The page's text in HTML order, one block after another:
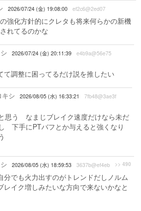
2026/07/24 (金) 19:08:00 ef2c6@2ed07
強化方針的にクレタも将来何らかの新機
れてるのかな
2026/07/24 (金) 20:11:39 e4b9a@56e75
て調整に困ってるだけ説を推したい
キシ 2026/08/05 (水) 16:33:21 7fb48@3ae3f
思う なまじブレイク速度だけなら未だ
下手にPTバフとか与えると強くなり
2026/08/05 (水) 18:59:53 3637b@ef4eb >> 490
分でも火力出すのがトレンドだしノルム
レイク増しみたいな方向で来ないかなと